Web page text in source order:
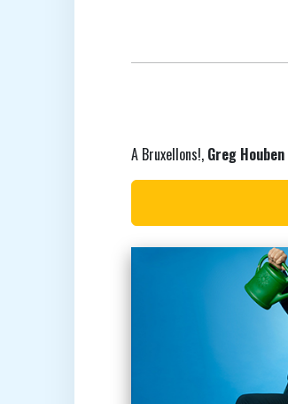
A Bruxellons!, Greg Houben